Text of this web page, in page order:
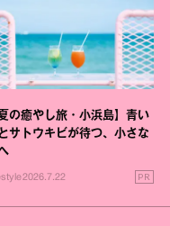
夏の癒やし旅・小浜島】青い
サトウキビが待つ、小さな
2026.7.22 PR